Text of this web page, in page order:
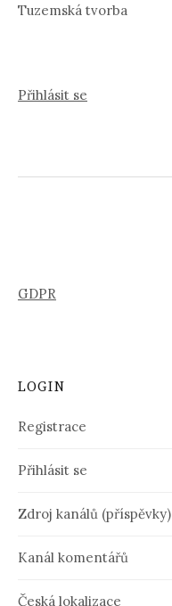
Tuzemská tvorba
Přihlásit se
GDPR
LOGIN
Registrace
Přihlásit se
Zdroj kanálů (příspěvky)
Kanál komentářů
Česká lokalizace